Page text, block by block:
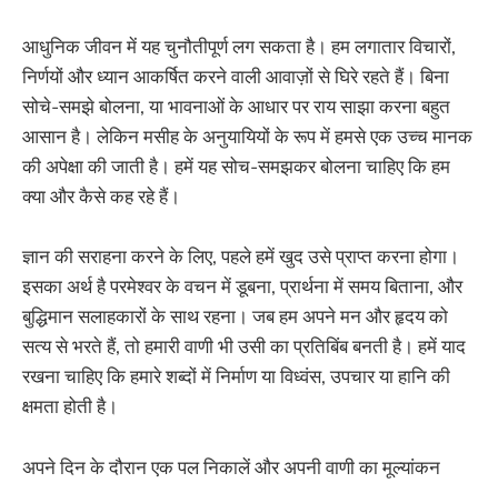
आधुनिक जीवन में यह चुनौतीपूर्ण लग सकता है। हम लगातार विचारों,
निर्णयों और ध्यान आकर्षित करने वाली आवाज़ों से घिरे रहते हैं। बिना
सोचे-समझे बोलना, या भावनाओं के आधार पर राय साझा करना बहुत
आसान है। लेकिन मसीह के अनुयायियों के रूप में हमसे एक उच्च मानक
की अपेक्षा की जाती है। हमें यह सोच-समझकर बोलना चाहिए कि हम
क्या और कैसे कह रहे हैं।
ज्ञान की सराहना करने के लिए, पहले हमें खुद उसे प्राप्त करना होगा।
इसका अर्थ है परमेश्वर के वचन में डूबना, प्रार्थना में समय बिताना, और
बुद्धिमान सलाहकारों के साथ रहना। जब हम अपने मन और हृदय को
सत्य से भरते हैं, तो हमारी वाणी भी उसी का प्रतिबिंब बनती है। हमें याद
रखना चाहिए कि हमारे शब्दों में निर्माण या विध्वंस, उपचार या हानि की
क्षमता होती है।
अपने दिन के दौरान एक पल निकालें और अपनी वाणी का मूल्यांकन